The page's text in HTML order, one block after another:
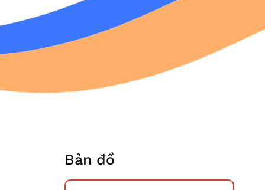
Bản đồ